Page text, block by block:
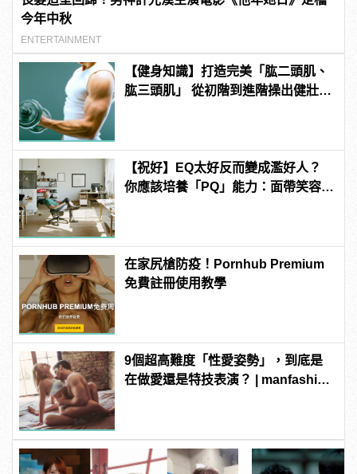
今年中秋
ENTERTAINMENT
【健身知識】打造完美「肱二頭肌、
肱三頭肌」 從初階到進階操出健壯手
【祝好】EQ太好反而變成濫好人？
你應該培養「PQ」能力：面帶笑容，
在家尻槍防疫！Pornhub Premium
免費註冊使用教學
9個超高難度「性愛姿勢」，到底是
在做愛還是特技表演？ | manfashion